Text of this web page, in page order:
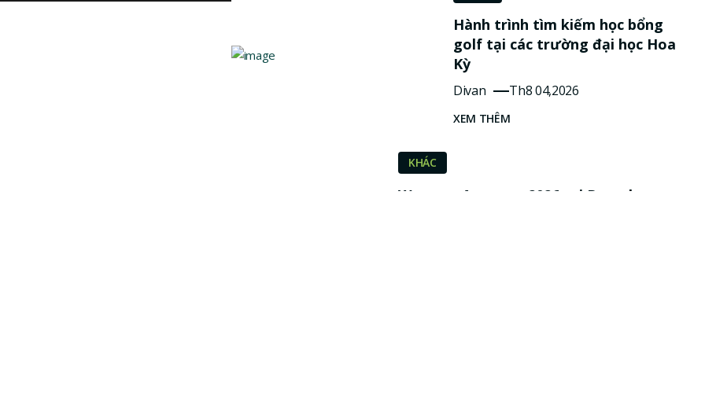
Hành trình tìm kiếm học bổng
golf tại các trường đại học Hoa
Kỳ
Divan Th8 04,2026
XEM THÊM
KHÁC
Western Amateur 2026 tại Beverly